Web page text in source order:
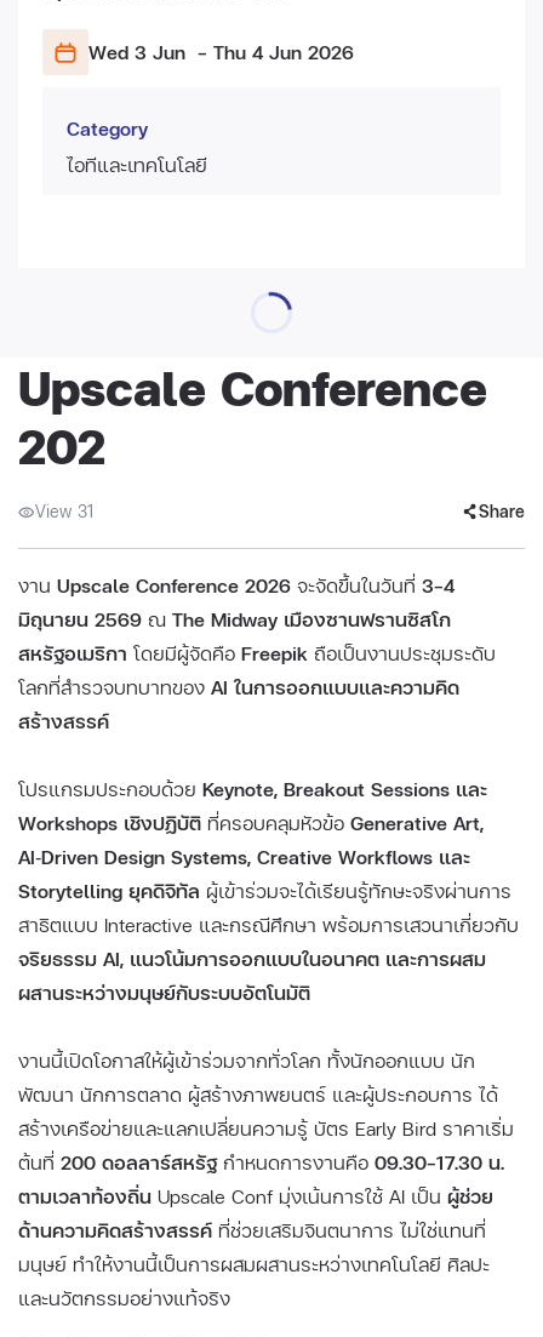
Wed 3 Jun - Thu 4 Jun 2026
Category
ไอทีและเทคโนโลยี
Upscale Conference
202
View 31 Share
งาน Upscale Conference 2026 จะจัดขึ้นในวันที่ 3–4
มิถุนายน 2569 ณ The Midway เมืองซานฟรานซิสโก
สหรัฐอเมริกา โดยมีผู้จัดคือ Freepik ถือเป็นงานประชุมระดับ
โลกที่สำรวจบทบาทของ AI ในการออกแบบและความคิด
สร้างสรรค์
โปรแกรมประกอบด้วย Keynote, Breakout Sessions และ
Workshops เชิงปฏิบัติ ที่ครอบคลุมหัวข้อ Generative Art,
AI‑Driven Design Systems, Creative Workflows และ
Storytelling ยุคดิจิทัล ผู้เข้าร่วมจะได้เรียนรู้ทักษะจริงผ่านการ
สาธิตแบบ Interactive และกรณีศึกษา พร้อมการเสวนาเกี่ยวกับ
จริยธรรม AI, แนวโน้มการออกแบบในอนาคต และการผสม
ผสานระหว่างมนุษย์กับระบบอัตโนมัติ
งานนี้เปิดโอกาสให้ผู้เข้าร่วมจากทั่วโลก ทั้งนักออกแบบ นัก
พัฒนา นักการตลาด ผู้สร้างภาพยนตร์ และผู้ประกอบการ ได้
สร้างเครือข่ายและแลกเปลี่ยนความรู้ บัตร Early Bird ราคาเริ่ม
ต้นที่ 200 ดอลลาร์สหรัฐกำหนดการงานคือ 09.30–17.30 น.
ตามเวลาท้องถิ่น Upscale Conf มุ่งเน้นการใช้ AI เป็น ผู้ช่วย
ด้านความคิดสร้างสรรค์ ที่ช่วยเสริมจินตนาการ ไม่ใช่แทนที่
มนุษย์ ทำให้งานนี้เป็นการผสมผสานระหว่างเทคโนโลยี ศิลปะ
และนวัตกรรมอย่างแท้จริง